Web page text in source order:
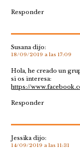
Responder
Susana dijo:
18/09/2019 a las 17:09
Hola, he creado un
si os interesa:
https://
Responder
Jessika dijo:
14/09/2019 a las 11:31